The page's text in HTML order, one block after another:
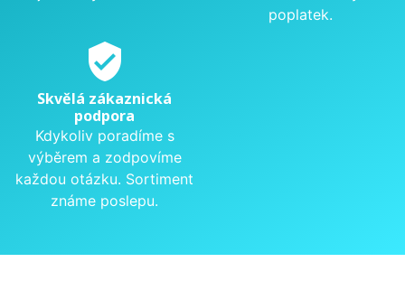
poplatek.
verified_user
Skvělá zákaznická
podpora
Kdykoliv poradíme s
výběrem a zodpovíme
každou otázku. Sortiment
známe poslepu.